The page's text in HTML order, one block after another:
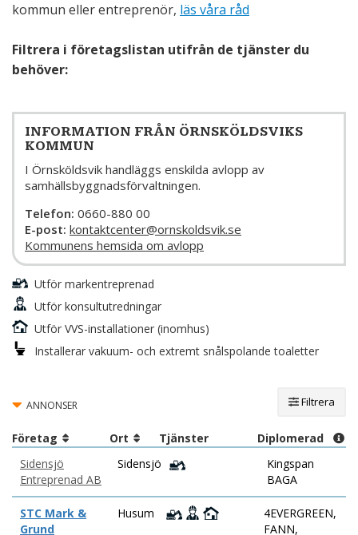
kommun eller entreprenör, läs våra råd
Filtrera i företagslistan utifrån de tjänster du
behöver:
INFORMATION FRÅN ÖRNSKÖLDSVIKS
KOMMUN
I Örnsköldsvik handläggs enskilda avlopp av
samhällsbyggnadsförvaltningen.
Telefon: 0660-880 00
E-post: kontaktcenter@ornskoldsvik.se
Kommunens hemsida om avlopp
Utför markentreprenad
Utför konsultutredningar
Utför VVS-installationer (inomhus)
Installerar vakuum- och extremt snålspolande toaletter
ANNONSER Filtrera
Företag Ort Tjänster
Diplomerad
Sidensjö
Entreprenad AB
Sidensjö
Kingspan
BAGA
STC Mark &
Grund
Husum
4EVERGREEN,
FANN,